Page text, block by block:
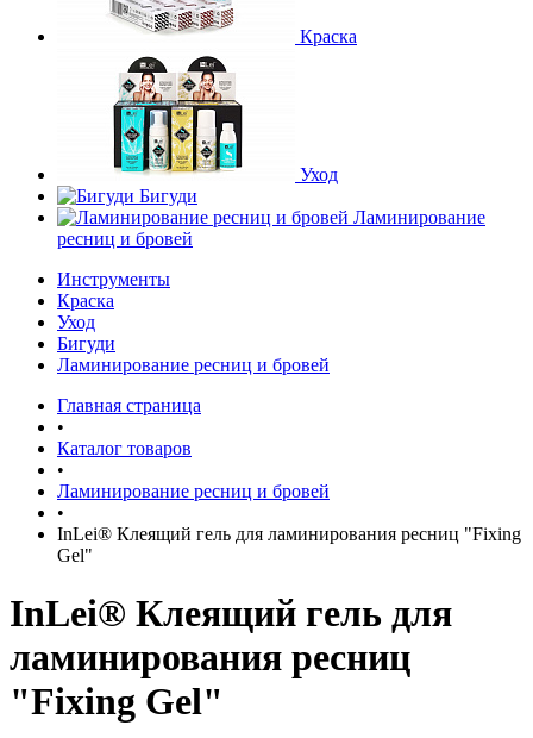
Краска
Уход
Бигуди
Ламинирование
ресниц и бровей
Инструменты
Краска
Уход
Бигуди
Ламинирование ресниц и бровей
Главная страница
•
Каталог товаров
•
Ламинирование ресниц и бровей
•
InLei® Клеящий гель для ламинирования ресниц "Fixing
Gel"
InLei® Клеящий гель для
ламинирования ресниц
"Fixing Gel"